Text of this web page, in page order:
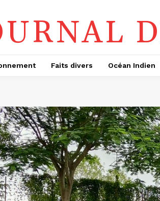
Faits divers Océan Indien